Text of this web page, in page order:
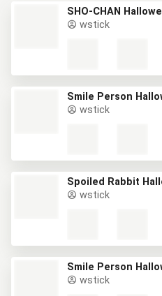
SHO-CHAN
wstick
Smile Person
wstick
Spoiled Rabbit
wstick
Smile Person
wstick